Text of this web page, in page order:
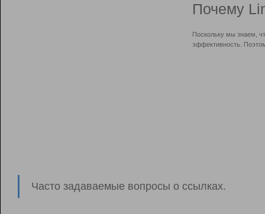
Почему
Поскольку мы знаем,
эффективность.
Часто задаваемые вопросы о ссылках.